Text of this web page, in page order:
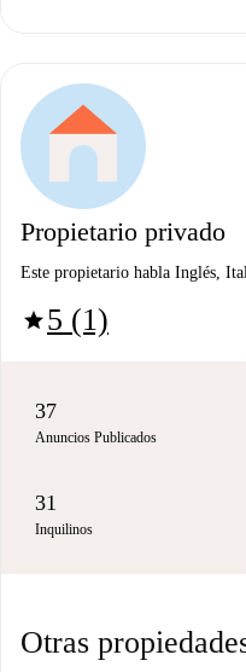
Propietario privado
Este propietario habla Inglés,
star5 (1)
37
Anuncios Publicados
31
Inquilinos
Otras